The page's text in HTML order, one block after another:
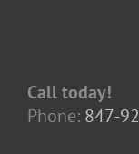
Call today!
Phone: 847-